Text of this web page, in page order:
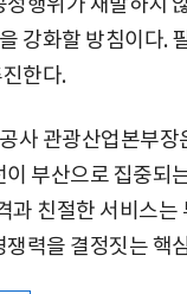
강화할 방침이다.
한다.
사 관광산업본부장
이 부산으로 집중되
과 친절한 서비스는
쟁력을 결정짓는 핵